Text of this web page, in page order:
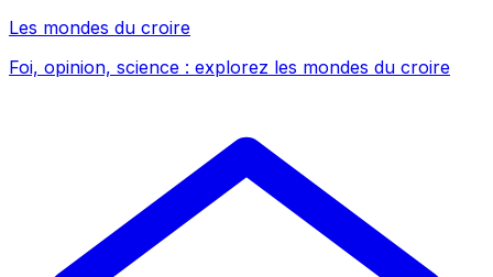
Les mondes du croire
Foi, opinion, science : explorez les mondes du croire